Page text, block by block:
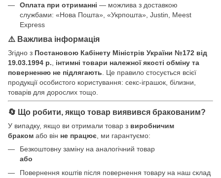
Оплата при отриманні — можлива з доставкою
службами: «Нова Пошта», «Укрпошта», Justin, Meest
Express
⚠️ Важлива інформація
Згідно з Постановою Кабінету Міністрів України №172 від
19.03.1994 р.
інтимні товари належної якості обміну та
поверненню не підлягають . Це правило стосується всієї
продукції особистого користування: секс-іграшок, білизни,
товарів для дорослих тощо.
🔄 Що робити, якщо товар виявився бракованим?
У випадку, якщо ви отримали товар з виробничим
браком або він не працює , ми гарантуємо:
Безкоштовну заміну на аналогічний товар
або
Повернення коштів після повернення товару на наш склад